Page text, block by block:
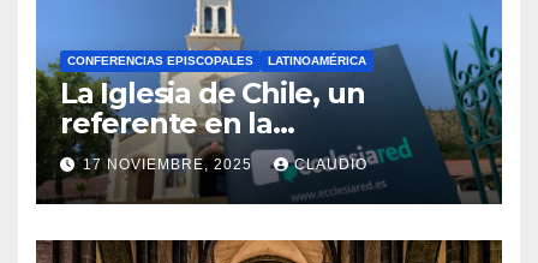
CONFERENCIAS EPISCOPALES LATINOAMÉRICA
La Iglesia de Chile, un
referente en la
transformación digital
gracias a Ecclesiared
17 NOVIEMBRE, 2025 CLAUDIO
N
O